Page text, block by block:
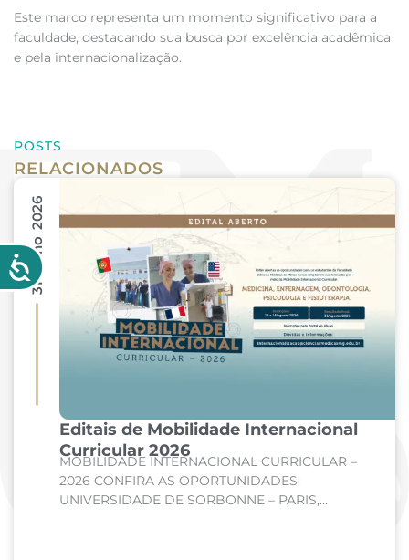
Este marco representa um momento significativo para a
faculdade, destacando sua busca por excelência acadêmica
e pela internacionalização.
POSTS
RELACIONADOS
Editais de Mobilidade Internacional
Curricular 2026
MOBILIDADE INTERNACIONAL CURRICULAR –
2026 CONFIRA AS OPORTUNIDADES:
UNIVERSIDADE DE SORBONNE – PARIS,
31 Julho 2026